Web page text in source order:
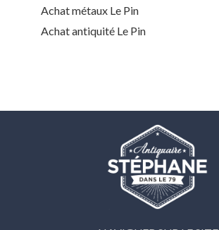
Achat métaux Le Pin
Achat antiquité Le Pin